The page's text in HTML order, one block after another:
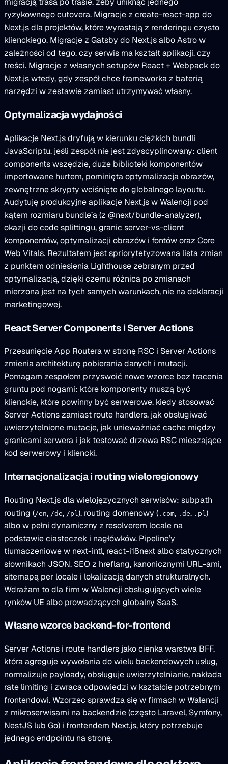
ryzykownego cutovera. Migracje z create-react-app do
Next.js dla projektów, które wyrastają z renderingu czysto
klienckiego. Migracje z Gatsby do Next.js albo Astro w
zależności od tego, czy serwis ma kształt aplikacji, czy
treści. Migracje z własnych setupów React + Webpack do
Next.js wtedy, gdy zespół chce frameworka z baterią
narzędzi w zestawie zamiast utrzymywać własny.
Optymalizacja wydajności
Aplikacje Next.js dryfują w kierunku ciężkich bundli
JavaScriptu, jeśli zespół nie jest zdyscyplinowany: client
components wszędzie, duże biblioteki komponentów
importowane hurtem, pominięta optymalizacja obrazów,
zewnętrzne skrypty wciśnięte do globalnego layoutu.
Audytuję produkcyjne aplikacje Next.js w Walencji pod
kątem rozmiaru bundle’a (z @next/bundle-analyzer),
okazji do code splittingu, granic server-vs-client
komponentów, optymalizacji obrazów i fontów oraz Core
Web Vitals. Rezultatem jest spriorytetyzowana lista zmian
z punktem odniesienia Lighthouse zebranym przed
optymalizacją, dzięki czemu różnica po zmianach
mierzona jest na tych samych warunkach, nie na deklaracji
marketingowej.
React Server Components i Server Actions
Przesunięcie App Routera w stronę RSC i Server Actions
zmienia architekturę pobierania danych i mutacji.
Pomagam zespołom przyswoić nowe wzorce bez tracenia
gruntu pod nogami: które komponenty muszą być
klienckie, które powinny być serwerowe, kiedy stosować
Server Actions zamiast route handlers, jak obsługiwać
uwierzytelnione mutacje, jak unieważniać cache między
granicami serwera i jak testować drzewa RSC mieszające
kod serwerowy i kliencki.
Internacjonalizacja i routing wieloregionowy
Routing Next.js dla wielojęzycznych serwisów: subpath
routing (/en, /de, /pl ), routing domenowy ( .com, .de, .pl )
albo w pełni dynamiczny z resolverem locale na
podstawie ciasteczek i nagłówków. Pipeline’y
tłumaczeniowe w next-intl, react-i18next albo statycznych
słownikach JSON. SEO z hreflang, kanonicznymi URL-ami,
sitemapą per locale i lokalizacją danych strukturalnych.
Wdrażam to dla firm w Walencji obsługujących wiele
rynków UE albo prowadzących globalny SaaS.
Własne wzorce backend-for-frontend
Server Actions i route handlers jako cienka warstwa BFF,
która agreguje wywołania do wielu backendowych usług,
normalizuje payloady, obsługuje uwierzytelnianie, nakłada
rate limiting i zwraca odpowiedzi w kształcie potrzebnym
frontendowi. Wzorzec sprawdza się w firmach w Walencji
z mikroserwisami na backendzie (często Laravel, Symfony,
NestJS lub Go) i frontendem Next.js, który potrzebuje
jednego endpointu na stronę.